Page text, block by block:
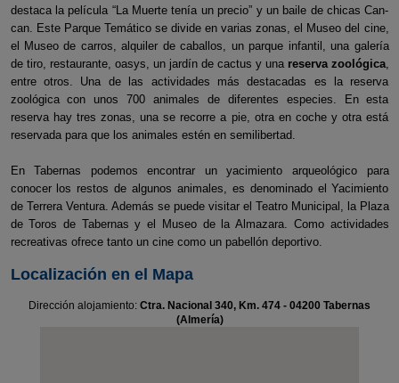
destaca la película “La Muerte tenía un precio” y un baile de chicas Can-
can. Este Parque Temático se divide en varias zonas, el Museo del cine,
el Museo de carros, alquiler de caballos, un parque infantil, una galería
de tiro, restaurante, oasys, un jardín de cactus y una reserva zoológica,
entre otros. Una de las actividades más destacadas es la reserva
zoológica con unos 700 animales de diferentes especies. En esta
reserva hay tres zonas, una se recorre a pie, otra en coche y otra está
reservada para que los animales estén en semilibertad.
En Tabernas podemos encontrar un yacimiento arqueológico para
conocer los restos de algunos animales, es denominado el Yacimiento
de Terrera Ventura. Además se puede visitar el Teatro Municipal, la Plaza
de Toros de Tabernas y el Museo de la Almazara. Como actividades
recreativas ofrece tanto un cine como un pabellón deportivo.
Localización en el Mapa
Dirección alojamiento: Ctra. Nacional 340, Km. 474 - 04200 Tabernas
(Almería)